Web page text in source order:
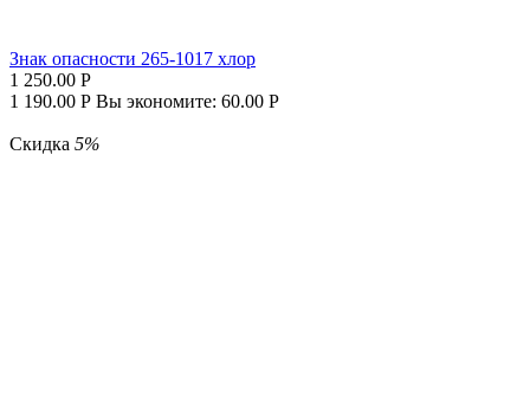
Знак опасности 265-1017 хлор
1 250.00 Р
1 190.00 Р Вы экономите: 60.00 Р
Скидка 5%